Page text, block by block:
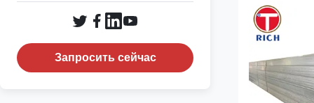
Запросить сейчас